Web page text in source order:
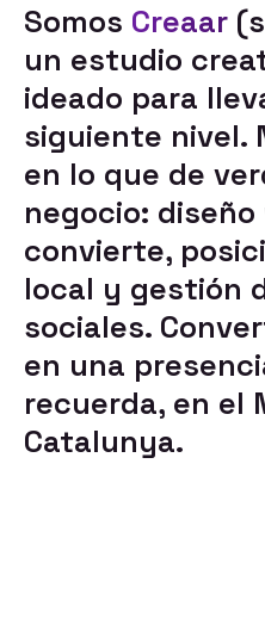
Somos Creaar
un estudio
ideado para
siguiente nivel.
en lo que de
negocio: diseño
convierte,
local y gestión
sociales.
en una
recuerda, en el
Catalunya.